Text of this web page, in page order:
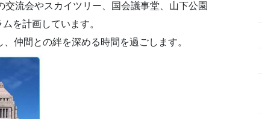
交流会やスカイツリー、国会議事堂、山下公園
を計画しています。
仲間との絆を深める時間を過ごします。